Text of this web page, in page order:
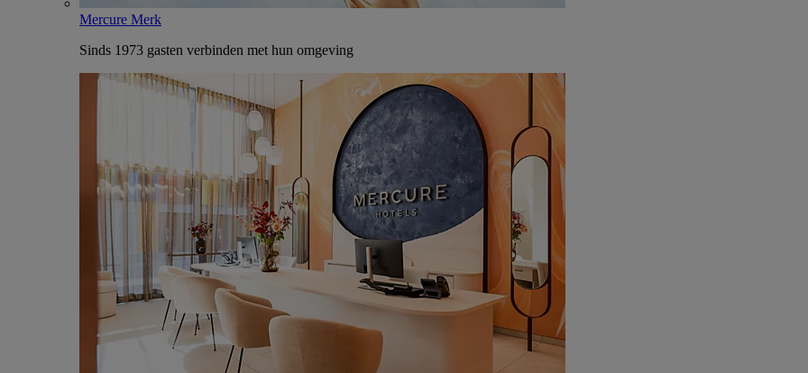
Mercure Merk
Sinds 1973 gasten verbinden met hun omgeving